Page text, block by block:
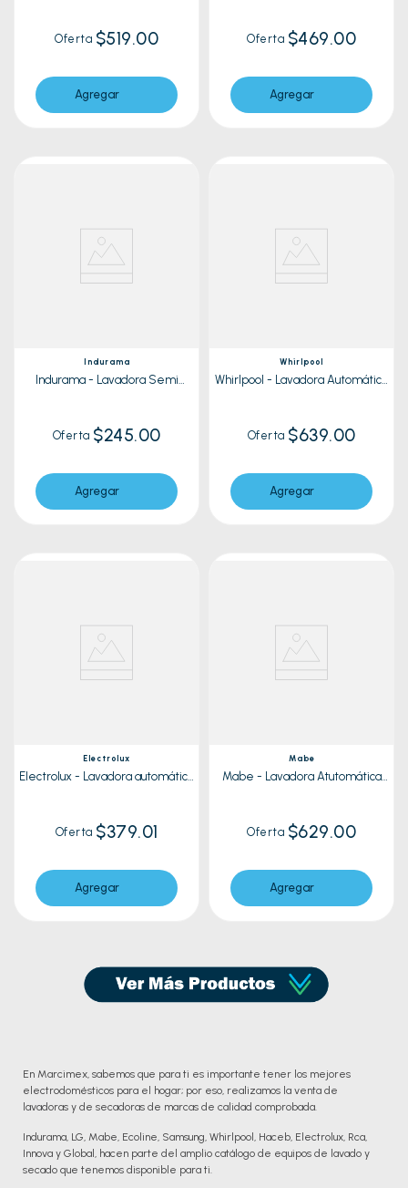
Oferta $519.00
Agregar
Oferta $469.00
Agregar
Indurama
Indurama - Lavadora Semi
Oferta $245.00
Agregar
Whirlpool
Whirlpool - Lavadora Automática
Oferta $639.00
Agregar
Electrolux
Electrolux - Lavadora automática
Oferta $379.01
Agregar
Mabe
Mabe - Lavadora Atutomática
Oferta $629.00
Agregar
En Marcimex, sabemos que para ti es importante tener los mejores
electrodomésticos para el hogar; por eso, realizamos la venta de
lavadoras y de secadoras de marcas de calidad comprobada.
Indurama, LG, Mabe, Ecoline, Samsung, Whirlpool, Haceb, Electrolux, Rca,
Innova y Global, hacen parte del amplio catálogo de equipos de lavado y
secado que tenemos disponible para ti.